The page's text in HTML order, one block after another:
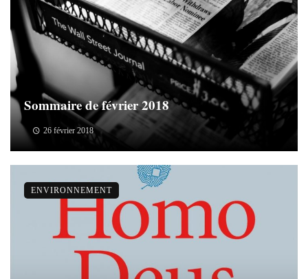
Sommaire de février 2018
26 février 2018
ENVIRONNEMENT